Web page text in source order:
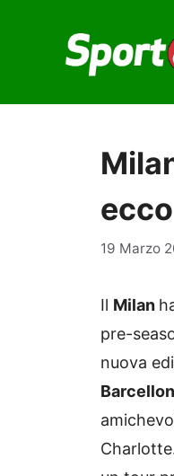
contenuto
19 Marzo
Il Milan
pre-
nuova